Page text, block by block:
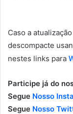
Caso a
descompacte
nestes links para
Participe já do
Segue Nosso
Segue Nosso